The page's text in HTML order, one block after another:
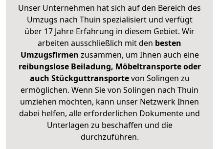
Unser Unternehmen hat sich auf den Bereich des
Umzugs nach Thuin spezialisiert und verfügt
über 17 Jahre Erfahrung in diesem Gebiet. Wir
arbeiten ausschließlich mit den besten
Umzugsfirmen zusammen, um Ihnen auch eine
reibungslose Beiladung, Möbeltransporte oder
auch Stückguttransportevon Solingen zu
ermöglichen. Wenn Sie von Solingen nach Thuin
umziehen möchten, kann unser Netzwerk Ihnen
dabei helfen, alle erforderlichen Dokumente und
Unterlagen zu beschaffen und die
durchzuführen.